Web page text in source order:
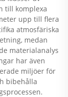
till komplexa
upp till flera
atmosfäriska
medan
materialanalys
har även
miljöer för
bibehålla